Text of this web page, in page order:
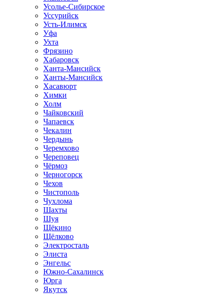
Усолье-Сибирское
Уссурийск
Усть-Илимск
Уфа
Ухта
Фрязино
Хабаровск
Ханта-Мансийск
Ханты-Мансийск
Хасавюрт
Химки
Холм
Чайковский
Чапаевск
Чекалин
Чердынь
Черемхово
Череповец
Чёрмоз
Черногорск
Чехов
Чистополь
Чухлома
Шахты
Шуя
Щёкино
Щёлково
Электросталь
Элиста
Энгельс
Южно-Сахалинск
Юрга
Якутск